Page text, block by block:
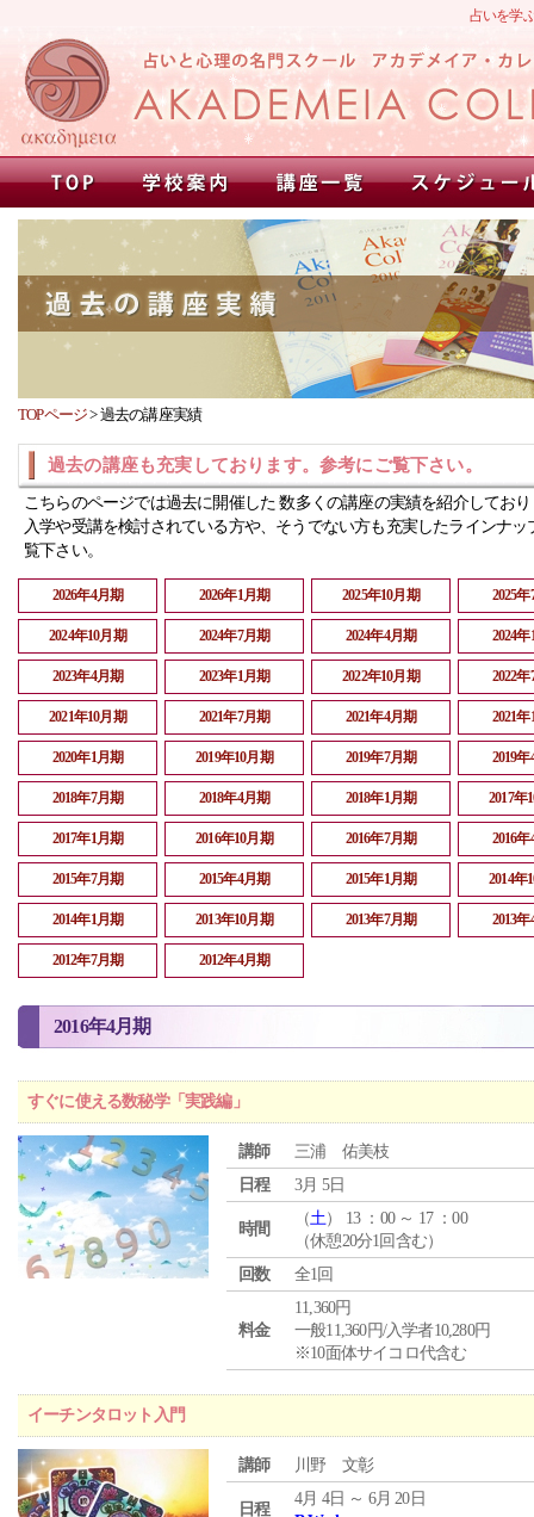
占いを学
TOPページ>過去の講座実績
過去の講座も充実しております。参考にご覧下さい。
こちらのページでは過去に開催した 数多くの講座の実績を紹介してお
入学や受講を検討されている方や、そうでない方も充実したラインナッ
覧下さい。
2026年4月期 2026年1月期 2025年10月期 2025
2024年10月期 2024年7月期 2024年4月期 2024
2023年4月期 2023年1月期 2022年10月期 2022
2021年10月期 2021年7月期 2021年4月期 2021
2020年1月期 2019年10月期 2019年7月期 2019
2018年7月期 2018年4月期 2018年1月期 2017年
2017年1月期 2016年10月期 2016年7月期 2016
2015年7月期 2015年4月期 2015年1月期 2014年
2014年1月期 2013年10月期 2013年7月期 2013
2012年7月期 2012年4月期
2016年4月期
すぐに使える数秘学「実践編」
講師
三浦 佑美枝
日程
3月 5日
時間
（土） 13 ：00 ～ 17 ：00
（休憩20分1回含む）
回数
全1回
料金
11,360円
一般11,360円/入学者10,280円
※10面体サイコロ代含む
イーチンタロット入門
講師 川野 文彰
日程
4月 4日 ～ 6月 20日